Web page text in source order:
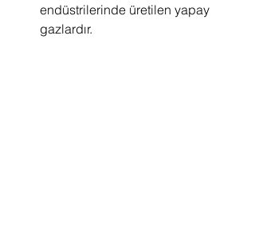
endüstrilerinde üretilen yapay
gazlardır.